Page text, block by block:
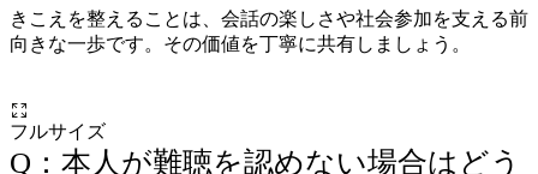
きこえを整えることは、会話の楽しさや社会参加を支える前
向きな一歩です。その価値を丁寧に共有しましょう。
フルサイズ
Q：本人が難聴を認めない場合はどう